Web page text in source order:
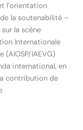
l’orientation
la soutenabilité –
la scène
Internationale
(AIOSP/IAEVG)
international, en
contribution de